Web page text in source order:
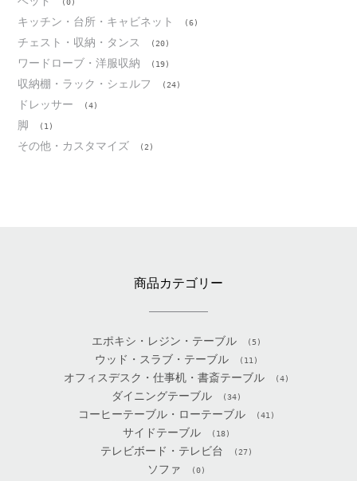
(0)
キッチン・台所・キャビネット (6)
チェスト・収納・タンス (20)
ワードローブ・洋服収納 (19)
収納棚・ラック・シェルフ (24)
ドレッサー (4)
脚 (1)
その他・カスタマイズ (2)
商品カテゴリー
エポキシ・レジン・テーブル (5)
ウッド・スラブ・テーブル (11)
オフィスデスク・仕事机・書斎テーブル (4)
ダイニングテーブル (34)
コーヒーテーブル・ローテーブル (41)
サイドテーブル (18)
テレビボード・テレビ台 (27)
ソファ (0)